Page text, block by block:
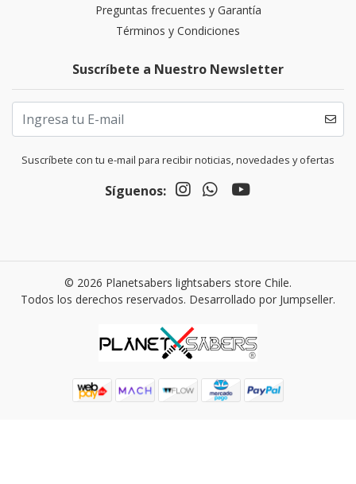
Preguntas frecuentes y Garantía
Términos y Condiciones
Suscríbete a Nuestro Newsletter
Suscríbete con tu e-mail para recibir noticias, novedades y ofertas
Síguenos:
© 2026 Planetsabers lightsabers store Chile.
Todos los derechos reservados. Desarrollado por Jumpseller.